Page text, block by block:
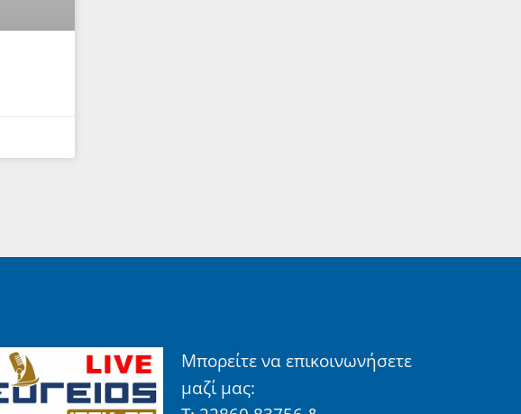
Μπορείτε να επικοινωνήσετε
μαζί μας: